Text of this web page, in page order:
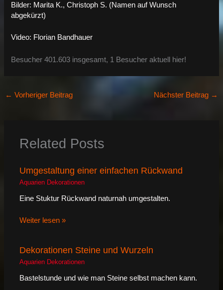
Bilder: Marita K., Christoph S. (Namen auf Wunsch
abgekürzt)
Video: Florian Bandhauer
Besucher 401.603 insgesamt, 1 Besucher aktuell hier!
← Vorheriger Beitrag Nächster Beitrag →
Related Posts
Umgestaltung einer einfachen Rückwand
Aquarien Dekorationen
Eine Stuktur Rückwand naturnah umgestalten.
Weiter lesen »
Dekorationen Steine und Wurzeln
Aquarien Dekorationen
Bastelstunde und wie man Steine selbst machen kann.